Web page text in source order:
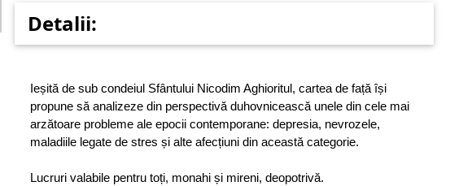
Detalii:
Ieșită de sub condeiul Sfântului Nicodim Aghioritul, cartea de față își
propune să analizeze din perspectivă duhovnicească unele din cele mai
arzătoare probleme ale epocii contemporane: depresia, nevrozele,
maladiile legate de stres și alte afecțiuni din această categorie.
Lucruri valabile pentru toți, monahi și mireni, deopotrivă.